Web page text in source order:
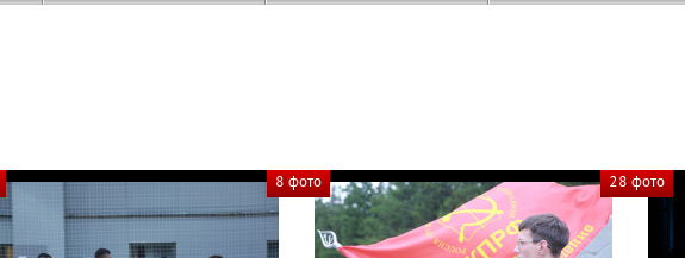
8 фото 28 фото